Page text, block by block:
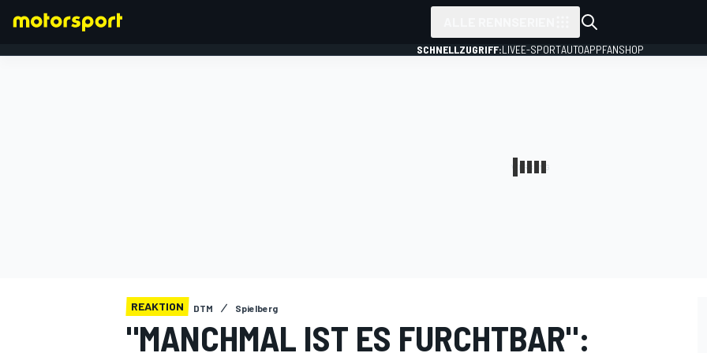
SCHNELLZUGRIFF:LIVEE-SPORTAUTOAPPFANSHOP
REAKTION DTM Spielberg
"MANCHMAL IST ES FURCHTBAR":